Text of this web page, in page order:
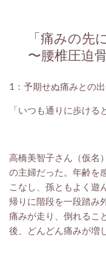
「痛みの先
〜腰椎圧迫
1：予期せぬ痛みとの
「いつも通りに歩ける
高橋美智子さん（仮名
の主婦だった。年齢を
こなし、孫ともよく遊
帰りに階段を一段踏み
痛みが走り、倒れるこ
後、どんどん痛みが増